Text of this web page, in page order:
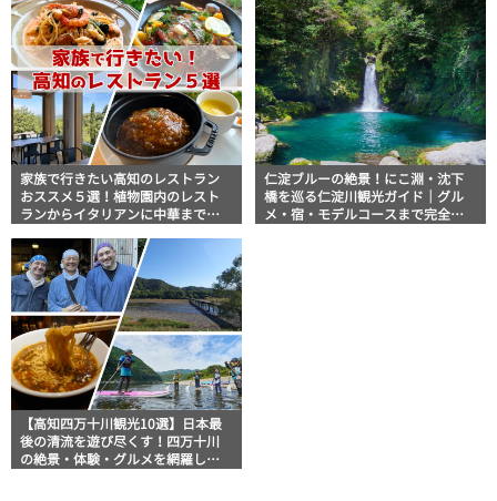
家族で行きたい高知のレストラン
おススメ５選！植物園内のレスト
ランからイタリアンに中華まで楽
仁淀ブルーの絶景！にこ淵・沈下
橋を巡る仁淀川観光ガイド｜グル
メ・宿・モデルコースまで完全網
【高知四万十川観光10選】日本最
後の清流を遊び尽くす！四万十川
の絶景・体験・グルメを網羅した